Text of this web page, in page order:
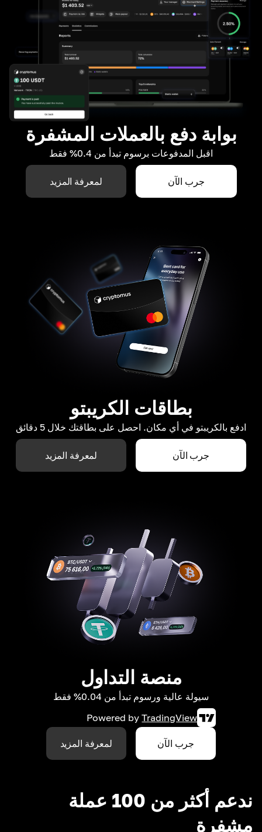
بوابة دفع بالعملات المشفرة
اقبل المدفوعات برسوم تبدأ من 0.4% فقط
جرب الآن لمعرفة المزيد
بطاقات الكريبتو
ادفع بالكريبتو في أي مكان. احصل على بطاقتك خلال 5 دقائق
جرب الآن لمعرفة المزيد
منصة التداول
سيولة عالية ورسوم تبدأ من 0.04% فقط
Powered by TradingView
جرب الآن لمعرفة المزيد
ندعم أكثر من 100 عملة
مشفرة